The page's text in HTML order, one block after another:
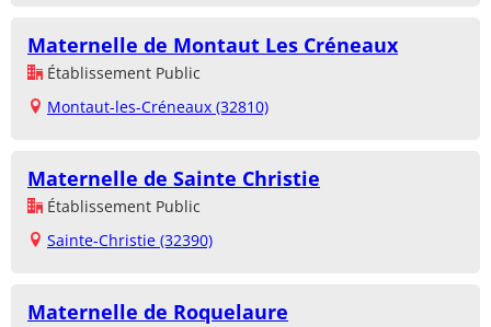
Maternelle de Montaut Les Créneaux
Établissement Public
Montaut-les-Créneaux (32810)
Maternelle de Sainte Christie
Établissement Public
Sainte-Christie (32390)
Maternelle de Roquelaure